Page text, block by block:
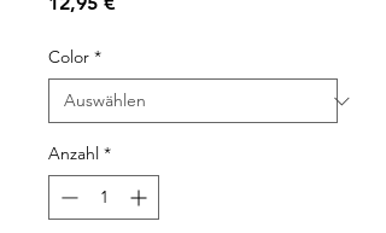
Color *
Anzahl *